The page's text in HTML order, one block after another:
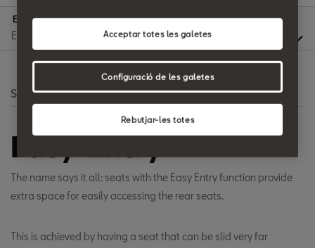
E
Search
Easy-Entry
The name says it all: seats with the Easy Entry function provide
extra space for easily accessing the rear seats.
This is achieved by having a seat that can be slid very far
Rebutjar-les totes
Acceptar totes les galetes
Configuració de les galetes